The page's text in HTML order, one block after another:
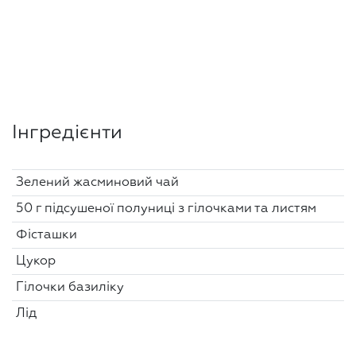
Інгредієнти
Зелений жасминовий чай
50 г підсушеної полуниці з гілочками та листям
Фісташки
Цукор
Гілочки базиліку
Лід